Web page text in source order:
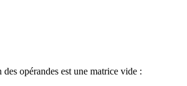
opérandes est une matrice vide :